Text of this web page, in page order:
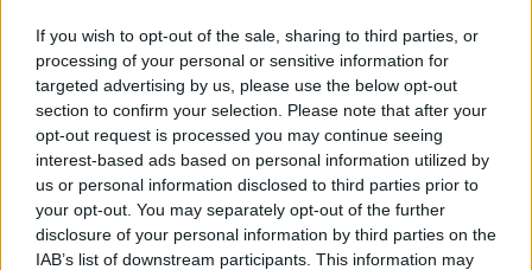
If you wish to opt-out of the sale, sharing to third parties, or
processing of your personal or sensitive information for
targeted advertising by us, please use the below opt-out
section to confirm your selection. Please note that after your
opt-out request is processed you may continue seeing
interest-based ads based on personal information utilized by
us or personal information disclosed to third parties prior to
your opt-out. You may separately opt-out of the further
disclosure of your personal information by third parties on the
IAB’s list of downstream participants. This information may
Hódmezővásárhely, 19. sz.
második fele, mázas cserép,
restaurált, kiegészített, m:
24 cm
Kikiáltási ár:55 000Ft
Aukció:219. Aukció
Aukció időpontja: 2016-10-12
17:00
Sasvár, 19. sz. első fele,
faragott, festett fa, m: 27 cm
Kikiáltási ár: 42 000 Ft
Aukció:219. Aukció
Aukció időpontja: 2016-10-12
17:00